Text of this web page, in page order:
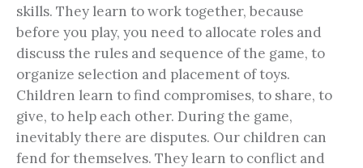
skills. They learn to work together, because
before you play, you need to allocate roles and
discuss the rules and sequence of the game, to
organize selection and placement of toys.
Children learn to find compromises, to share, to
give, to help each other. During the game,
inevitably there are disputes. Our children can
fend for themselves. They learn to conflict and